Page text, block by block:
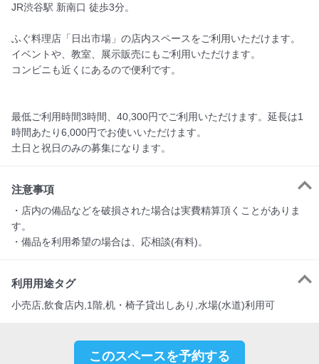
JR渋谷駅 新南口 徒歩3分。
ふぐ料理店「日出市場」の店内スペースをご利用いただけます。
イベントや、教室、展示販売にもご利用いただけます。
コンビニも近くにあるので便利です。
最低ご利用時間3時間、40,300円でご利用いただけます。延長は1
時間あたり6,000円でお使いいただけます。
土日と祝日のみの募集になります。
注意事項
・店内の備品などを破損された場合は実費精算頂くことがありま
す。
・備品を利用希望の場合は、応相談(有料)。
利用用途タグ
小売店,飲食店内,1階,机・椅子貸出しあり,水場(水道)利用可
このスペースを予約する